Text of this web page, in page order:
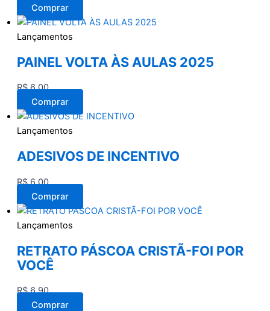
Comprar
Lançamentos
PAINEL VOLTA ÀS AULAS 2025
R$6,00
Comprar
Lançamentos
ADESIVOS DE INCENTIVO
R$6,00
Comprar
Lançamentos
RETRATO PÁSCOA CRISTÃ-FOI POR
VOCÊ
R$6,90
Comprar